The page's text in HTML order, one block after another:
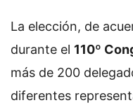
La elección, de
durante el 110º
más de 200
diferentes